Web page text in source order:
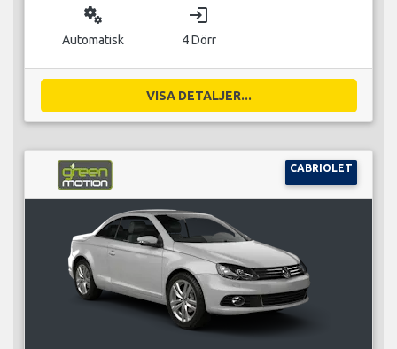
miscellaneous_services
Automatisk
login
4 Dörr
VISA DETALJER...
CABRIOLET